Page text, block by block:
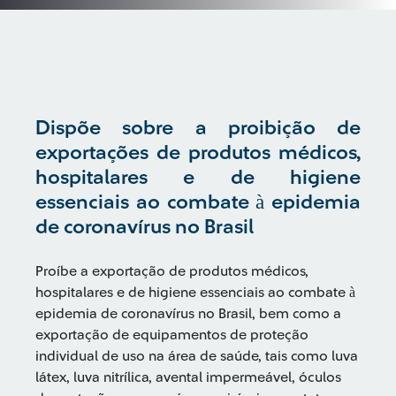
Dispõe sobre a proibição de
exportações de produtos médicos,
hospitalares e de higiene
essenciais ao combate à epidemia
de coronavírus no Brasil
Proíbe a exportação de produtos médicos,
hospitalares e de higiene essenciais ao combate à
epidemia de coronavírus no Brasil, bem como a
exportação de equipamentos de proteção
individual de uso na área de saúde, tais como luva
látex, luva nitrílica, avental impermeável, óculos